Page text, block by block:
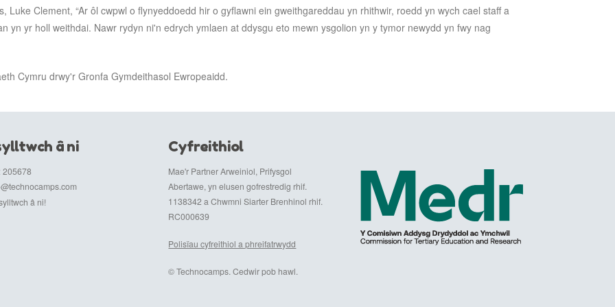
Luke Clement, “Ar ôl cwpwl o flynyeddoedd hir o gyflawni ein gweithgareddau yn rhithwir, roedd yn wych cael staff a
yn yr holl weithdai. Nawr rydyn ni'n edrych ymlaen at ddysgu eto mewn ysgolion yn y tymor newydd yn fwy nag
Cymru drwy'r Gronfa Gymdeithasol Ewropeaidd.
â ni
205678
â ni!
Cyfreithiol
Mae'r Partner Arweiniol, Prifysgol
Abertawe, yn elusen gofrestredig rhif.
1138342 a Chwmni Siarter Brenhinol rhif.
RC000639
Polisïau cyfreithiol a phreifatrwydd
© Technocamps. Cedwir pob hawl.